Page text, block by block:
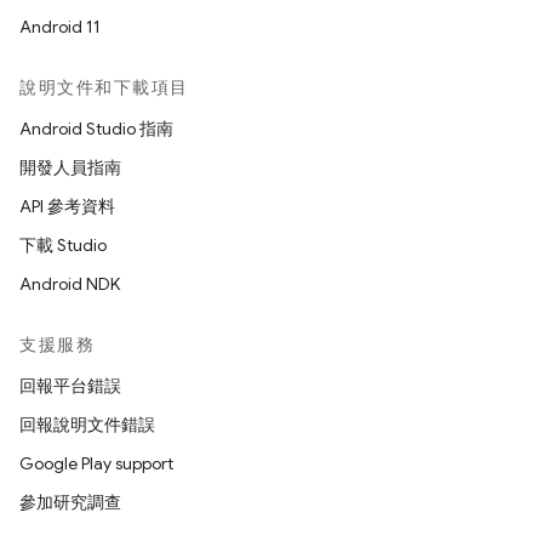
Android 11
說明文件和下載項目
Android Studio 指南
開發人員指南
API 參考資料
下載 Studio
Android NDK
支援服務
回報平台錯誤
回報說明文件錯誤
Google Play support
參加研究調查